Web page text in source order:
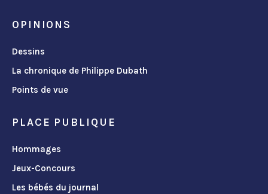
OPINIONS
Dessins
La chronique de Philippe Dubath
Points de vue
PLACE PUBLIQUE
Hommages
Jeux-Concours
Les bébés du journal